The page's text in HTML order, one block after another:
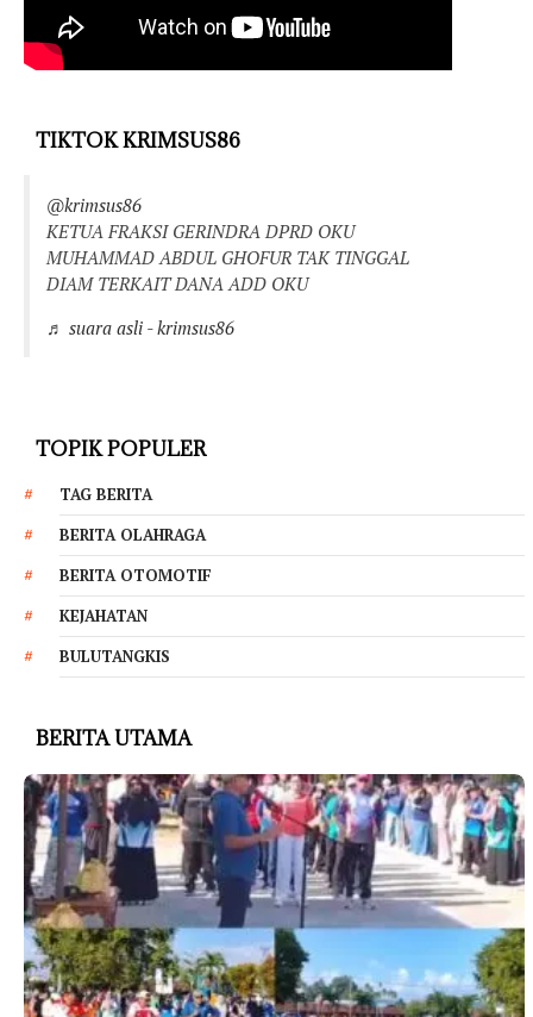
TIKTOK KRIMSUS86
@krimsus86
KETUA FRAKSI GERINDRA DPRD OKU
MUHAMMAD ABDUL GHOFUR TAK TINGGAL
DIAM TERKAIT DANA ADD OKU
♬ suara asli - krimsus86
TOPIK POPULER
TAG BERITA
BERITA OLAHRAGA
BERITA OTOMOTIF
KEJAHATAN
BULUTANGKIS
BERITA UTAMA